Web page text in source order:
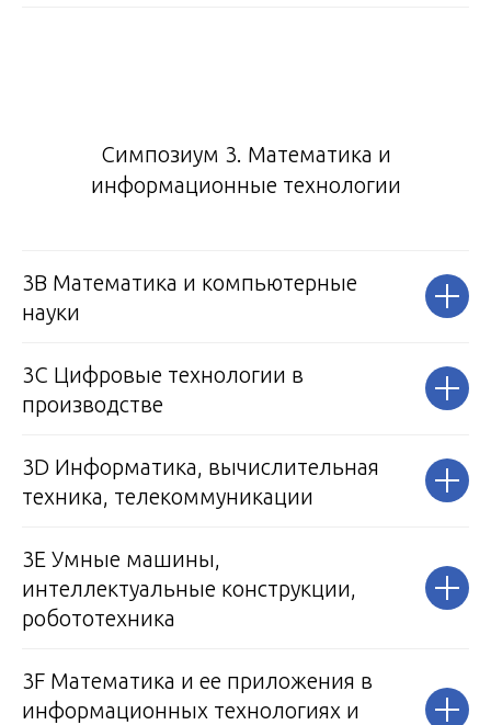
Симпозиум 3. Математика и
информационные технологии
3B Математика и компьютерные
науки
3С Цифровые технологии в
производстве
3D Информатика, вычислительная
техника, телекоммуникации
3Е Умные машины,
интеллектуальные конструкции,
робототехника
3F Математика и ее приложения в
информационных технологиях и